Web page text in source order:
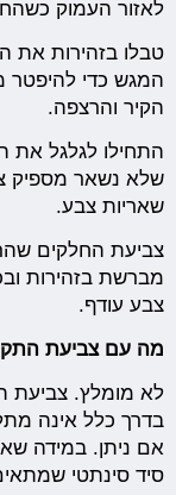
לאזור העמוק
טבלו בזהירות את
המגש כדי להיפטר
הקיר והרצפה.
התחילו לגלגל את
שלא נשאר מספיק
שאריות צבע.
צביעת החלקים
מברשת בזהירות
צבע עודף.
מה עם צביעת
לא מומלץ. צביעת
בדרך כלל אינה
אם ניתן. במידה
סיד סינתטי